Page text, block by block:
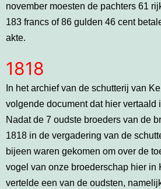
november moesten de pachters 61
183 francs of 86 gulden 46 cent
akte.
1818
In het archief van de schutterij van
volgende document dat hier vertaald
Nadat de 7 oudste broeders van de
1818 in de vergadering van de
bijeen waren gekomen om over de
vogel van onze broederschap hier in
vertelde een van de oudsten,